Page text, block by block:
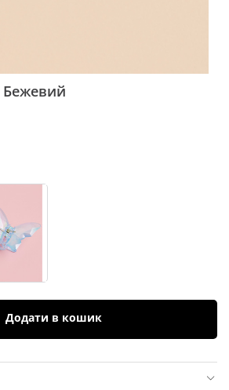
Бежевий
Додати в кошик